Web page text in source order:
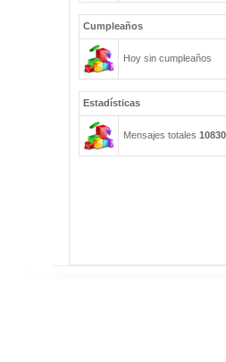
Cumpleaños
Hoy sin cumpleaños
Estadísticas
Mensajes totales